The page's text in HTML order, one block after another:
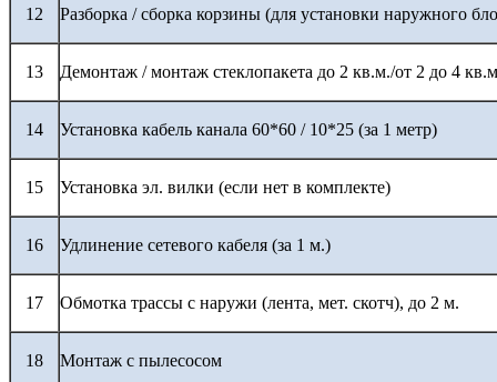
12 Разборка / сборка корзины (для установки наружного
13 Демонтаж / монтаж стеклопакета до 2 кв.м./от 2 до 4
14 Установка кабель канала 60*60 / 10*25 (за 1 метр)
15 Установка эл. вилки (если нет в комплекте)
16 Удлинение сетевого кабеля (за 1 м.)
17 Обмотка трассы с наружи (лента, мет. скотч), до 2 м.
18 Монтаж с пылесосом